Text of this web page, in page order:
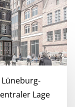
Lage